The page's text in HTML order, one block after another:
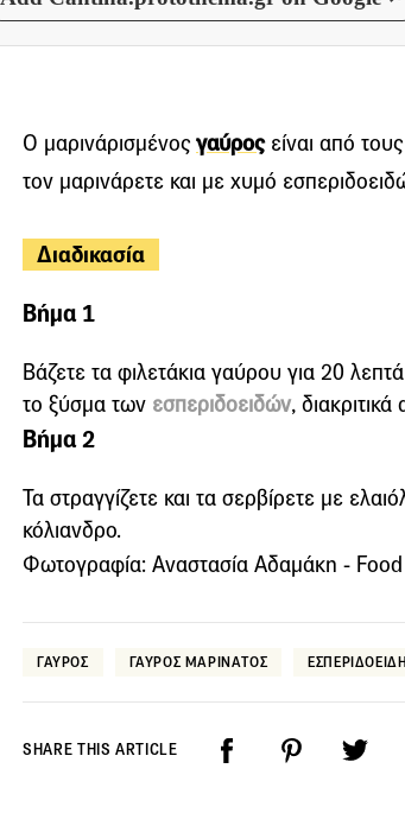
Ο μαρινάρισμένος γαύροςείναι από
τον μαρινάρετε και με χυμό
Διαδικασία
Βήμα 1
Βάζετε τα φιλετάκια γαύρου για 20
το ξύσμα των εσπεριδοειδών,
Βήμα 2
Τα στραγγίζετε και τα σερβίρετε με
κόλιανδρο.
Φωτογραφία: Αναστασία Αδαμάκη -
ΓΑΥΡΟΣ ΓΑΥΡΟΣ ΜΑΡΙΝΑΤΟΣ ΕΣΠΕΡΙΔΟΕΙΔΗ
SHARE THIS ARTICLE